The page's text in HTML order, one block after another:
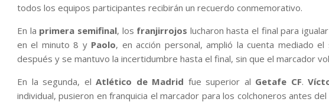
todos los equipos participantes recibirán un recuerdo conmemorativo.
En la primera semifinal, los franjirrojos lucharon hasta el final para
en el minuto 8 y Paolo, en acción personal, amplió la cuenta mediado
después y se mantuvo la incertidumbre hasta el final, sin que el marcador
En la segunda, elAtlético de Madrid fue superior al Getafe CF.
individual, pusieron en franquicia el marcador para los colchoneros antes